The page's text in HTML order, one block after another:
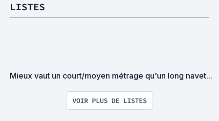
LISTES
Mieux vaut un court/moyen métrage qu'un long navet...
VOIR PLUS DE LISTES